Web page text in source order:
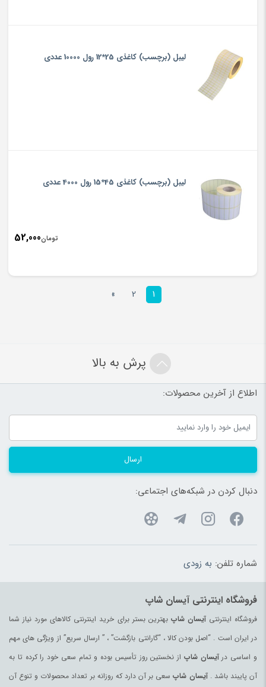
لیبل (برچسب) کاغذی 25*12 رول 10000 عددی
لیبل (برچسب) کاغذی 45*15 رول 4000 عددی
تومان52,000
1
2
»
پرش به بالا
اطلاع از آخرین محصولات:
ارسال
دنبال کردن در شبکه‌های اجتماعی:
شماره تلفن: به زودی
فروشگاه اینترنتی آیسان شاپ
فروشگاه اینترنتیآیسان شاپبهترین بستر برای خرید اینترنتی کالاهای مورد نیاز شما
در ایران است . “اصل بودن کالا ، “گارانتی بازگشت” ، ” ارسال سریع” از ویژگی های مهم
و اساسی درآیسان شاپ از نخستین روز تأسیس بوده و تمام سعی خود را کرده تا به
آن پایبند باشد .آیسان شاپ سعی بر آن دارد که روزانه بر تعداد محصولات و تنوع آن